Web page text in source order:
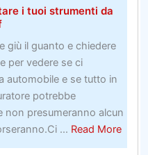
autunnali
scuole
inferiori
a
rischio
minore
affrontano
anche
i tuoi strumenti da
giù il guanto e chiedere
per vedere se ci
automobile e se tutto in
potrebbe
non presumeranno alcun
... Read Moreabout
I